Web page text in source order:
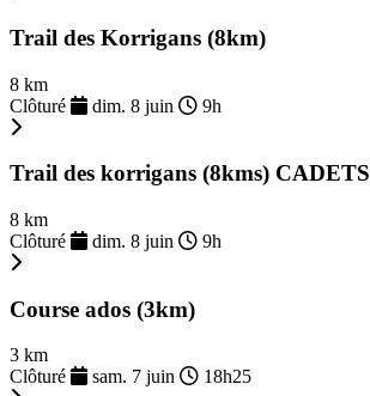
Trail des Korrigans (8km)
8 km
Clôturé
dim. 8 juin 9h
Trail des korrigans (8kms) CADETS
8 km
Clôturé
dim. 8 juin 9h
Course ados (3km)
3 km
Clôturé
sam. 7 juin 18h25